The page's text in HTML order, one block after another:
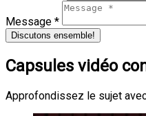
Message *
Discutons ensemble!
Capsules vidéo
Approfondissez le sujet